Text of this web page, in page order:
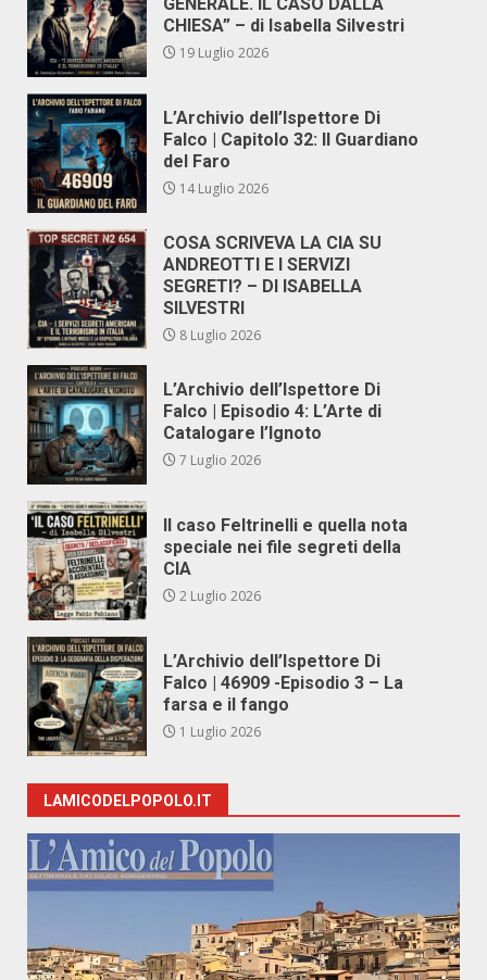
CHIESA” – di Isabella Silvestri
19 Luglio 2026
L’Archivio dell’Ispettore Di
Falco | Capitolo 32: Il Guardiano
del Faro
14 Luglio 2026
COSA SCRIVEVA LA CIA SU
ANDREOTTI E I SERVIZI
SEGRETI? – DI ISABELLA
SILVESTRI
8 Luglio 2026
L’Archivio dell’Ispettore Di
Falco | Episodio 4: L’Arte di
Catalogare l’Ignoto
7 Luglio 2026
Il caso Feltrinelli e quella nota
speciale nei file segreti della
CIA
2 Luglio 2026
L’Archivio dell’Ispettore Di
Falco | 46909 -Episodio 3 – La
farsa e il fango
1 Luglio 2026
LAMICODELPOPOLO.IT